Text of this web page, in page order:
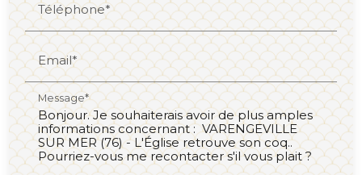
Téléphone*
Email*
Message*